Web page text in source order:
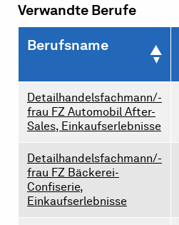
Verwandte Berufe
Berufsname
Detailhandelsfachmann/-
frau FZ Automobil After-
Sales, Einkaufserlebnisse
Detailhandelsfachmann/-
frau FZ Bäckerei-
Confiserie,
Einkaufserlebnisse